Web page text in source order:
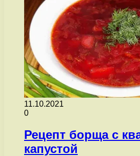
11.10.2021
0
Рецепт борща с
капустой